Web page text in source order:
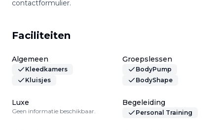
contactformulier.
Faciliteiten
Algemeen
Kleedkamers
Kluisjes
Groepslessen
BodyPump
BodyShape
Luxe
Geen informatie beschikbaar.
Begeleiding
Personal Training